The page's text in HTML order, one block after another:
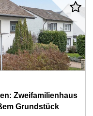
Zweifamilienhaus
Grundstück